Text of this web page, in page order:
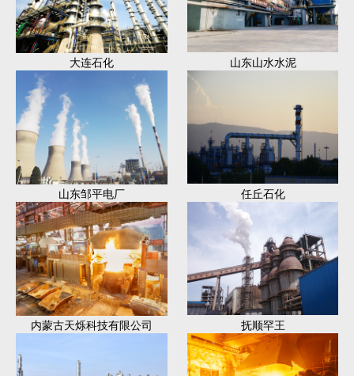
大连石化 山东山水水泥
山东邹平电厂 任丘石化
内蒙古天烁科技有限公司 抚顺罕王